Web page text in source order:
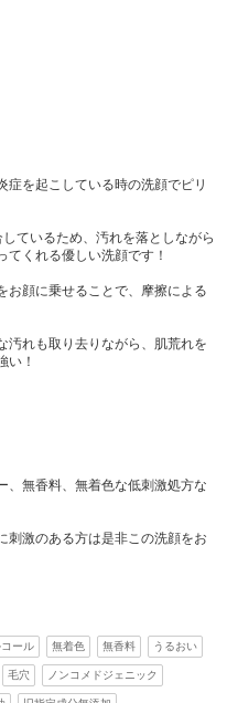
症を起こしている時の洗顔でピリ
ているため、汚れを落としながら
てくれる優しい洗顔です！
お顔に乗せることで、摩擦による
汚れも取り去りながら、肌荒れを
い！
、無香料、無着色な低刺激処方な
刺激のある方は是非この洗顔をお
ール 無着色 無香料 うるおい
毛穴 ノンコメドジェニック